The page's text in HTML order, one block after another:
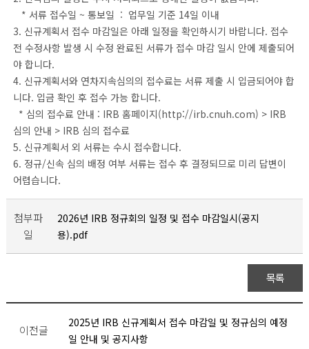
* 서류 접수일 ~ 통보일 : 업무일 기준 14일 이내
3. 신규계획서 접수 마감일은 아래 일정을 확인하시기 바랍니다. 접수
전 수정사항 발생 시 수정 완료된 서류가 접수 마감 일시 안에 제출되어
야 합니다.
4. 신규계획서와 연차지속심의의 접수료는 서류 제출 시 입금되어야 합
니다. 입금 확인 후 접수 가능 합니다.
* 심의 접수료 안내 : IRB 홈페이지(http://irb.cnuh.com) > IRB
심의 안내 > IRB 심의 접수료
5. 신규계획서 외 서류는 수시 접수합니다.
6. 정규/신속 심의 배정 여부 서류는 접수 후 결정되므로 미리 답변이
어렵습니다.
첨부파
일
2026년 IRB 정규회의 일정 및 접수 마감일시(공지
용).pdf
목록
이전글
2025년 IRB 신규계획서 접수 마감일 및 정규심의 예정
일 안내 및 공지사항